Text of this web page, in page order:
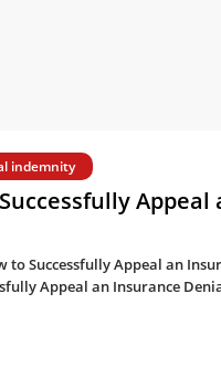
indemnity
Appeal
to Successfully Appeal an
Appeal an Insurance